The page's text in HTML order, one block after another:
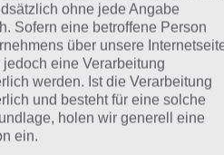
an Lara Croft Relic Run Tipps
aber auch hilfreiche
ein, ob es für Lara Croft
zum Download der App.
ohne jede Angabe
Sofern eine betroffene Person
über unsere
eine Verarbeitung
werden. Ist die Verarbeitung
und besteht für eine solche
holen wir generell eine
ein.